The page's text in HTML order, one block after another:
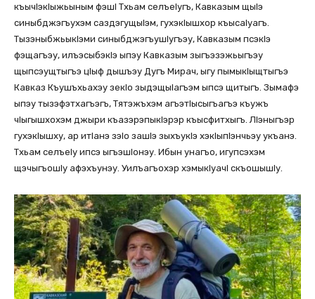
къычІэкІыжьыным фэшІ Тхьам селъеІугъ, Кавказым щыІэ
синыбджэгъухэм саздэгущыІэм, гухэкІышхор къысаІуагъ.
ТызэныбжьыкІэми синыбджэгъушІугъэу, Кавказым псэкІэ
фэщагъэу, илъэсыбэкІэ ыпэу Кавказым зыгъэзэжьыгъэу
щыпсэущтыгъэ цІыф дышъэу Дугъ Мирач, ыгу пымыкІыщтыгъэ
Кавказ Къушъхьахэу зекІо зыдэщыІагъэм ыпсэ щитыгъ. Зымафэ
ыпэу тызэфэтхагъэгъ, Тятэжъхэм агъэтІысыгъагъэ къужъ
чІыгышхохэм джыри къазэрэпыкІэрэр къысфитхыгъ. ЛІэныгъэр
гухэкІышху, ар итІанэ зэІо зашІэ зыхъукІэ хэкІыпІэнчьэу укъанэ.
Тхьам селъеІу ипсэ ыгъэшІонэу. Ибын унагъо, игупсэхэм
щэчыгъошІу афэхъунэу. Уилъагъохэр хэмыкІуачІ скъошышІу.